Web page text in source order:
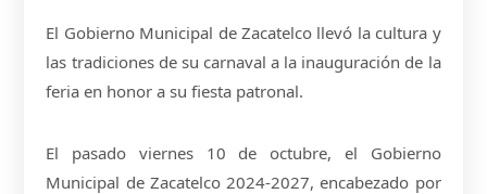
El Gobierno Municipal de Zacatelco llevó la cultura y
las tradiciones de su carnaval a la inauguración de la
feria en honor a su fiesta patronal.
El pasado viernes 10 de octubre, el Gobierno
Municipal de Zacatelco 2024-2027, encabezado por